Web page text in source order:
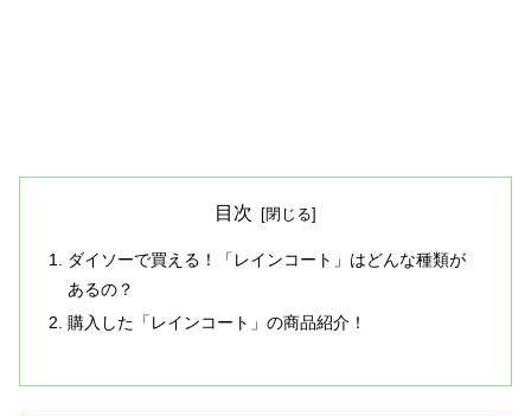
目次
ダイソーで買える！「レインコート」はどんな種類が
あるの？
購入した「レインコート」の商品紹介！